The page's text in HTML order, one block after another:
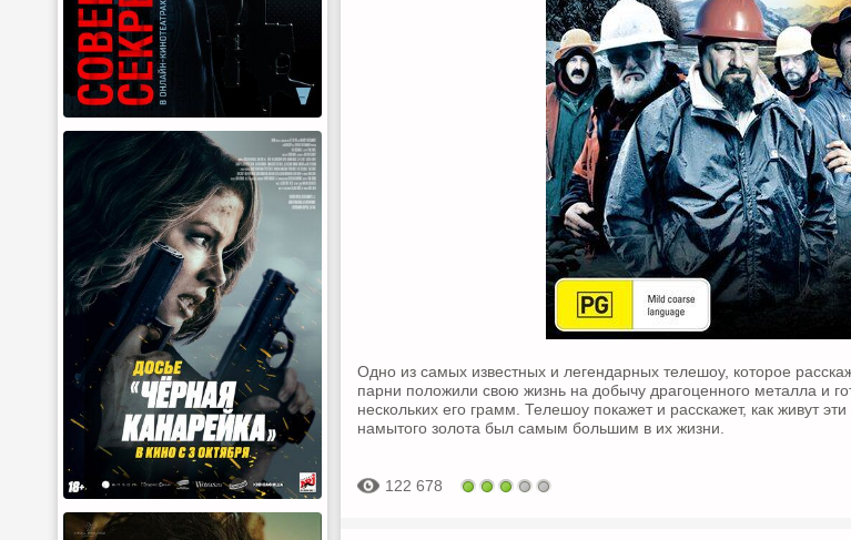
Одно из самых известных и легендарных телешоу, которое
парни положили свою жизнь на добычу драгоценного металла и
нескольких его грамм. Телешоу покажет и расскажет, как живут
намытого золота был самым большим в их жизни.
122 678